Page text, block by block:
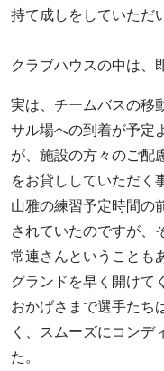
持て成しをしていただ
クラブハウスの中は、
実は、チームバスの移
サル場への到着が予定
が、施設の方々のご配
をお貸ししていただく
山雅の練習予定時間の
されていたのですが、
常連さんということも
グランドを早く開けて
おかげさまで選手たち
く、スムーズにコンデ
た。